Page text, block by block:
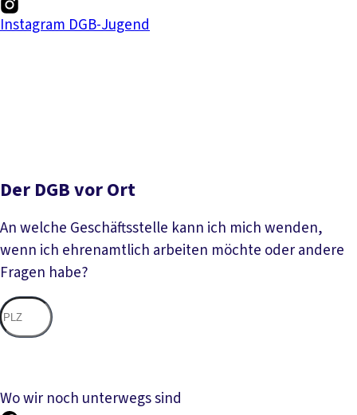
Instagram DGB-Jugend
Der DGB vor Ort
An welche Geschäftsstelle kann ich mich wenden,
wenn ich ehrenamtlich arbeiten möchte oder andere
Fragen habe?
Wo wir noch unterwegs sind